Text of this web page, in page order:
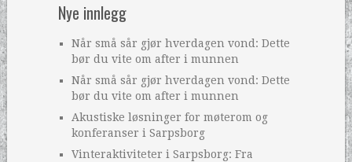
Nye innlegg
Når små sår gjør hverdagen vond: Dette
bør du vite om after i munnen
Når små sår gjør hverdagen vond: Dette
bør du vite om after i munnen
Akustiske løsninger for møterom og
konferanser i Sarpsborg
Vinteraktiviteter i Sarpsborg: Fra